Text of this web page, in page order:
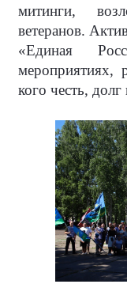
митинги,
ветеранов.
«Единая
мероприятиях,
кого честь,